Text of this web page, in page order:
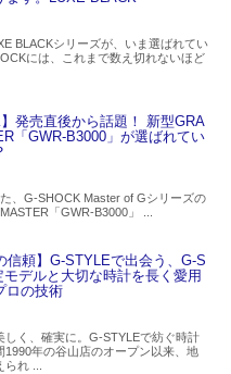
BLACKシリーズが、いま選ばれてい
には、これまで数え切れないほど
】発売直後から話題！ 新型GRA
「GWR-B3000」が選ばれてい
、G-SHOCK Master of Gシリーズの
「GWR-B3000」 ...
信頼】G-STYLEで出会う、G-S
モデルと大切な時計を長く愛用
ロの技術
しく、確実に。G-STYLEで紡ぐ時計
1990年の谷山店のオープン以来、地
れ ...